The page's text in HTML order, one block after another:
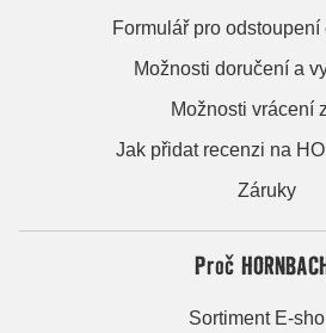
Formulář pro
Možnosti doručení a
Možnosti vrácení
Jak přidat recenzi na
Záruky
Proč
Sortiment E-